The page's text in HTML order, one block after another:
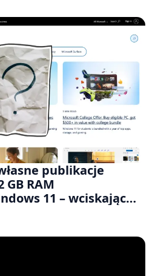
publikacje
RAM
11 – wciskając
z 8 GB RAM po